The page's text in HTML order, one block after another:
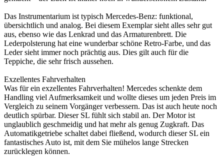
Das Instrumentarium ist typisch Mercedes-Benz: funktional,
übersichtlich und analog. Bei diesem Exemplar sieht alles sehr gut
aus, ebenso wie das Lenkrad und das Armaturenbrett. Die
Lederpolsterung hat eine wunderbar schöne Retro-Farbe, und das
Leder sieht immer noch prächtig aus. Dies gilt auch für die
Teppiche, die sehr frisch aussehen.
Exzellentes Fahrverhalten
Was für ein exzellentes Fahrverhalten! Mercedes schenkte dem
Handling viel Aufmerksamkeit und wollte dieses um jeden Preis im
Vergleich zu seinem Vorgänger verbessern. Das ist auch heute noch
deutlich spürbar. Dieser SL fühlt sich stabil an. Der Motor ist
unglaublich geschmeidig und hat mehr als genug Zugkraft. Das
Automatikgetriebe schaltet dabei fließend, wodurch dieser SL ein
fantastisches Auto ist, mit dem Sie mühelos lange Strecken
zurücklegen können.